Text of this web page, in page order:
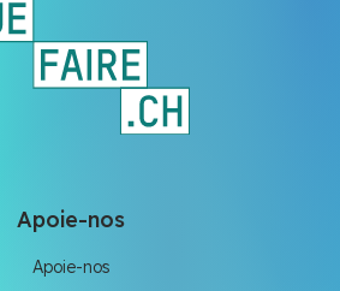
Apoie-nos
Apoie-nos